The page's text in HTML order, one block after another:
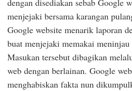
menjejaki bersama karangan
Google website menarik laporan
buat menjejaki memakai
Masukan tersebut dibagikan
web dengan berlainan. Google
menghabiskan fakta nun